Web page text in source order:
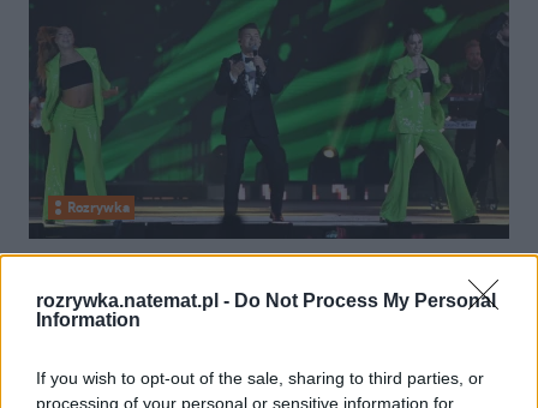
rozrywka.natemat.pl - Do Not Process My Personal
Information
If you wish to opt-out of the sale, sharing to third parties, or
processing of your personal or sensitive information for
Rozrywka
28 kwietnia 2024, 15:55
"Sylwester Marzeń" TVP już nie w
Zakopanem. Pojawiła się propozycja
z innego miasta